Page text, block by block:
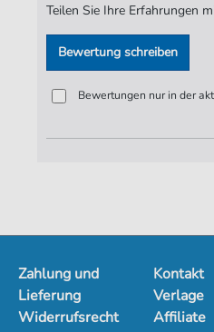
04:08
Verlag:
ND-Verlag
Teilen Sie Ihre Erfahrungen
Bewertung schreiben
Bewertungen nur in der
Zahlung und
Lieferung
Widerrufsrecht
Kontakt
Verlage
Affiliate